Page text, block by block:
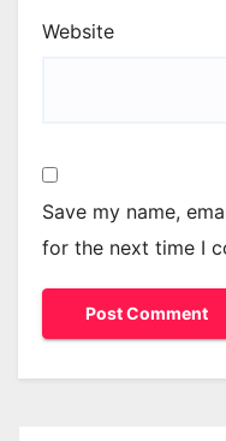
Website
Save my name,
for the next time I